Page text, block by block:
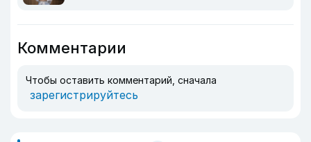
Комментарии
Чтобы оставить комментарий, сначала
зарегистрируйтесь